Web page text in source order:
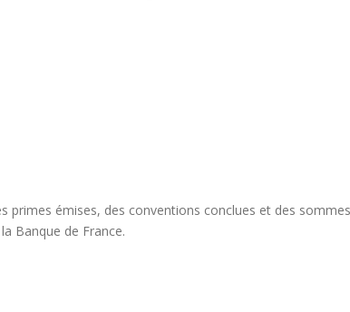
émises, des conventions conclues et des
Banque de France.